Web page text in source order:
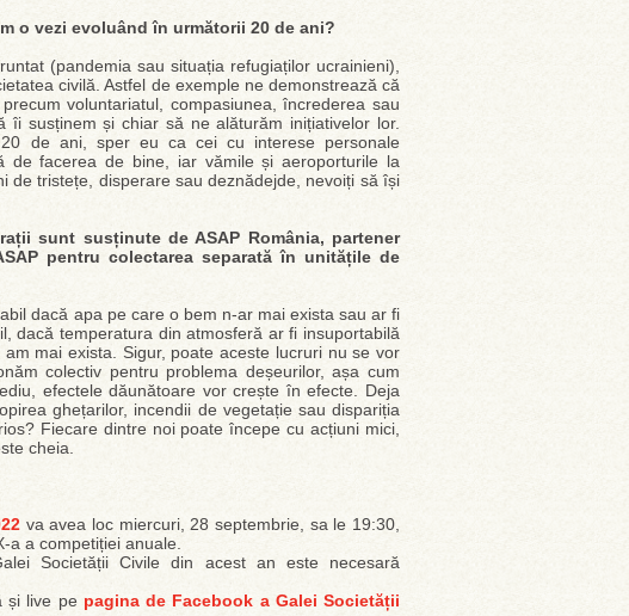
o vezi evoluând în următorii 20 de ani?
(pandemia sau situația refugiaților ucrainieni),
civilă. Astfel de exemple ne demonstrează că
voluntariatul, compasiunea, încrederea sau
susținem și chiar să ne alăturăm inițiativelor lor.
de ani, sper eu ca cei cu interese personale
de facerea de bine, iar vămile și aeroporturile la
de tristețe, disperare sau deznădejde, nevoiți să își
sunt susținute de ASAP România, partener
pentru colectarea separată în unitățile de
dacă apa pe care o bem n-ar mai exista sau ar fi
dacă temperatura din atmosferă ar fi insuportabilă
mai exista. Sigur, poate aceste lucruri nu se vor
colectiv pentru problema deșeurilor, așa cum
efectele dăunătoare vor crește în efecte. Deja
ghețarilor, incendii de vegetație sau dispariția
Fiecare dintre noi poate începe cu acțiuni mici,
cheia.
va avea loc miercuri, 28 septembrie, sa le 19:30,
a a competiției anuale.
Societății Civile din acest an este necesară
și live pe pagina de Facebook a Galei Societății